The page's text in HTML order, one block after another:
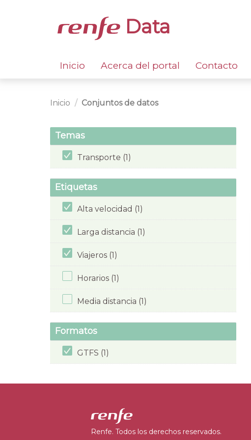
Data
Inicio Acerca del portal Contacto
Inicio Conjuntos de datos
Temas
Transporte (1)
Etiquetas
Alta velocidad (1)
Larga distancia (1)
Viajeros (1)
Horarios (1)
Media distancia (1)
Formatos
GTFS (1)
Renfe. Todos los derechos reservados.